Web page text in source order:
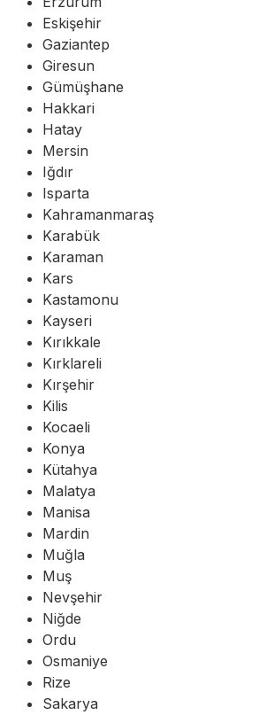
Eskişehir
Gaziantep
Giresun
Gümüşhane
Hakkari
Hatay
Mersin
Iğdır
Isparta
Kahramanmaraş
Karabük
Karaman
Kars
Kastamonu
Kayseri
Kırıkkale
Kırklareli
Kırşehir
Kilis
Kocaeli
Konya
Kütahya
Malatya
Manisa
Mardin
Muğla
Muş
Nevşehir
Niğde
Ordu
Osmaniye
Rize
Sakarya